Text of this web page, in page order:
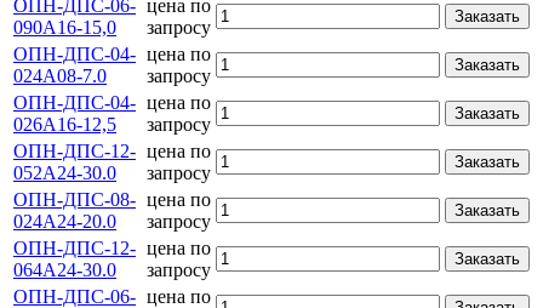
ОПН-ДПС-06-
090А16-15,0
цена по
запросу
Заказать
ОПН-ДПС-04-
024А08-7.0
цена по
запросу
Заказать
ОПН-ДПС-04-
026А16-12,5
цена по
запросу
Заказать
ОПН-ДПС-12-
052А24-30.0
цена по
запросу
Заказать
ОПН-ДПС-08-
024А24-20.0
цена по
запросу
Заказать
ОПН-ДПС-12-
064А24-30.0
цена по
запросу
Заказать
ОПН-ДПС-06- цена по